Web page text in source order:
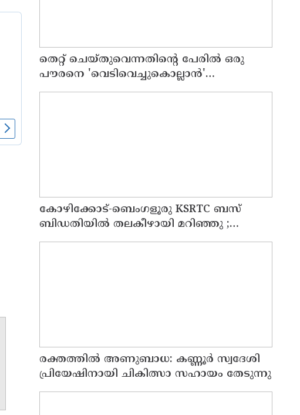
തെറ്റ് ചെയ്തുവെന്നതിന്റെ പേരില്‍ ഒരു
പൗരനെ 'വെടിവെച്ചുകൊല്ലാന്‍'
ഉത്തരവിടാന്‍ ഇത് സംഘപരിവാറിൻ്റെ
കോഴിക്കോട്-ബെംഗളൂരു KSRTC ബസ്
ബിഡതിയിൽ തലകീഴായി മറിഞ്ഞു ;
ഡ്രെെവർക്കും കണ്ടക്ടർക്കും ദാരുണാന്ത്യം,
രക്തത്തിൽ അണുബാധ: കണ്ണൂർ സ്വദേശി
പ്രിയേഷിനായി ചികിത്സാ സഹായം തേടുന്നു